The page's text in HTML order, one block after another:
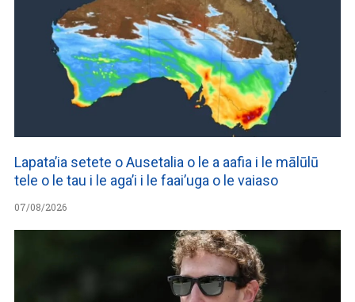
Lapata’ia setete o Ausetalia o le a aafia i le mālūlū
tele o le tau i le aga’i i le faai’uga o le vaiaso
07/08/2026